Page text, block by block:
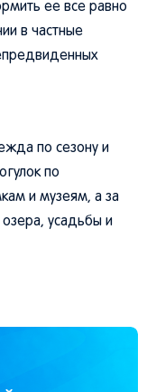
ее все равно
в частные
по сезону и
по
и музеям, а за
усадьбы и